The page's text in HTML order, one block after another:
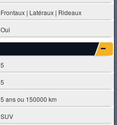
Frontaux | Latéraux | Rideaux
Oui
5
5
5 ans ou 150000 km
SUV